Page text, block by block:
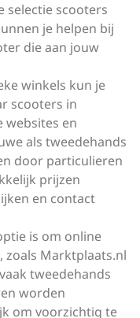
selectie scooters
je helpen bij
die aan jouw
winkels kun je
scooters in
websites en
als tweedehands
door particulieren
prijzen
en contact
is om online
zoals Marktplaats.nl
tweedehands
worden
om voorzichtig te